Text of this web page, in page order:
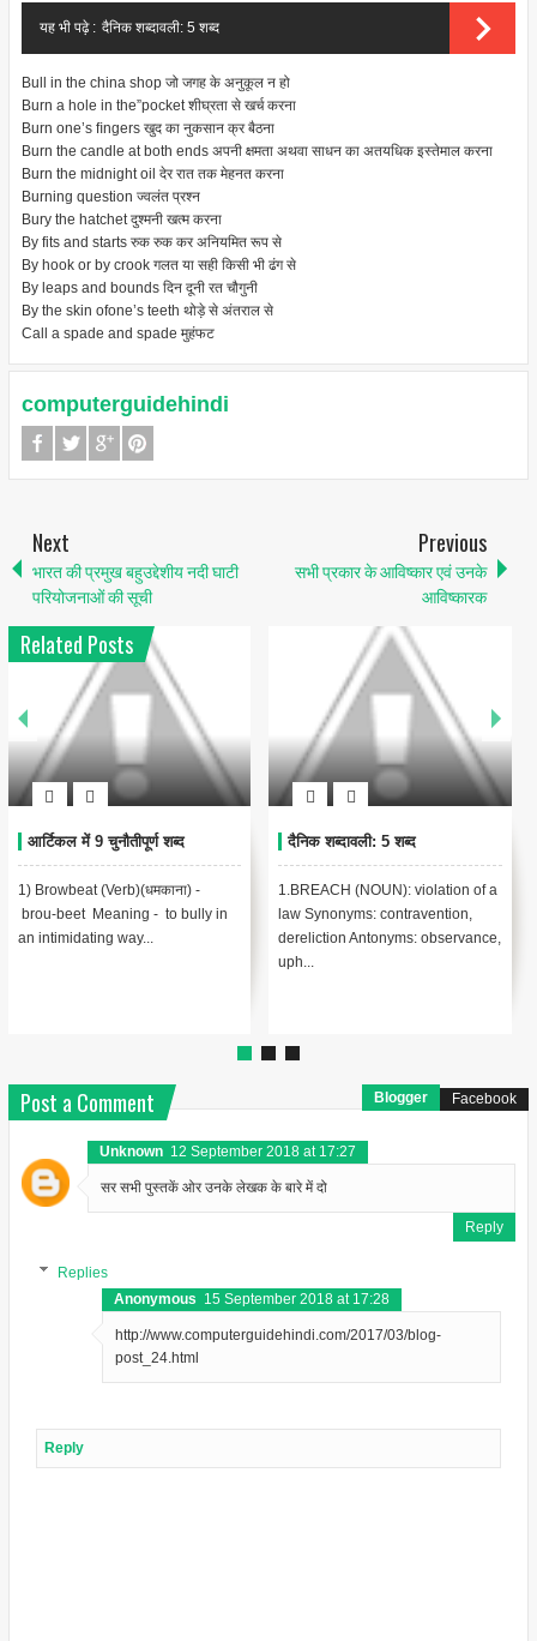
यह भी पढ़े : दैनिक शब्दावली: 5 शब्द
Bull in the china shop जो जगह के अनुकूल न हो
Burn a hole in the”pocket शीघ्रता से खर्च करना
Burn one’s ﬁngers खुद का नुकसान क्र बैठना
Burn the candle at both ends अपनी क्षमता अथवा साधन का अतयधिक इस्तेमाल करना
Burn the midnight oil देर रात तक मेहनत करना
Burning question ज्वलंत प्रश्न
Bury the hatchet दुश्मनी खत्म करना
By fits and starts रुक रुक कर अनियमित रूप से
By hook or by crook गलत या सही किसी भी ढंग से
By leaps and bounds दिन दूनी रत चौगुनी
By the skin ofone’s teeth थोड़े से अंतराल से
Call a spade and spade मुहंफट
computerguidehindi
Next
भारत की प्रमुख बहुउद्देशीय नदी घाटी
परियोजनाओं की सूची
Previous
सभी प्रकार के आविष्कार एवं उनके
आविष्कारक
Related Posts
हिंदी मुहावरे With English
translation
Bring home समझना Bring to book
सजा देना Bring to light पता लगाना, छिपी
improve your knowledge
improve your knowledge 1-
Colour- रंग, Colours- सेना का झंड़ा 2-
Custom- रिवाज, Cust...
Post a Comment Blogger Facebook
Unknown 12 September 2018 at 17:27
सर सभी पुस्तकें ओर उनके लेखक के बारे में दो
Reply
Replies
Anonymous 15 September 2018 at 17:28
http://www.computerguidehindi.com/2017/03/blog-
post_24.html
Reply